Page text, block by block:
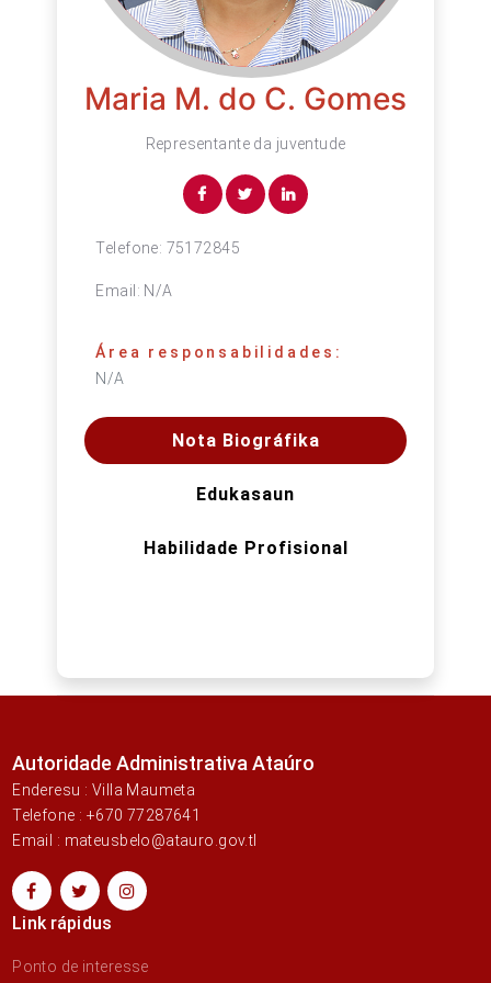
Maria M. do C. Gomes
Representante da juventude
Telefone: 75172845
Email: N/A
Área responsabilidades:
N/A
Nota Biográfika
Edukasaun
Habilidade Profisional
Autoridade Administrativa Ataúro
Enderesu : Villa Maumeta
Telefone : +670 77287641
Email : mateusbelo@atauro.gov.tl
Link rápidus
Ponto de interesse